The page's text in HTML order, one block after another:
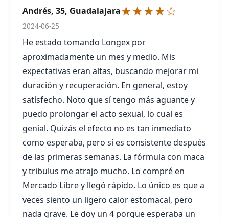
Andrés, 35, Guadalajara★★★★☆
2024-06-25
He estado tomando Longex por
aproximadamente un mes y medio. Mis
expectativas eran altas, buscando mejorar mi
duración y recuperación. En general, estoy
satisfecho. Noto que sí tengo más aguante y
puedo prolongar el acto sexual, lo cual es
genial. Quizás el efecto no es tan inmediato
como esperaba, pero sí es consistente después
de las primeras semanas. La fórmula con maca
y tribulus me atrajo mucho. Lo compré en
Mercado Libre y llegó rápido. Lo único es que a
veces siento un ligero calor estomacal, pero
nada grave. Le doy un 4 porque esperaba un